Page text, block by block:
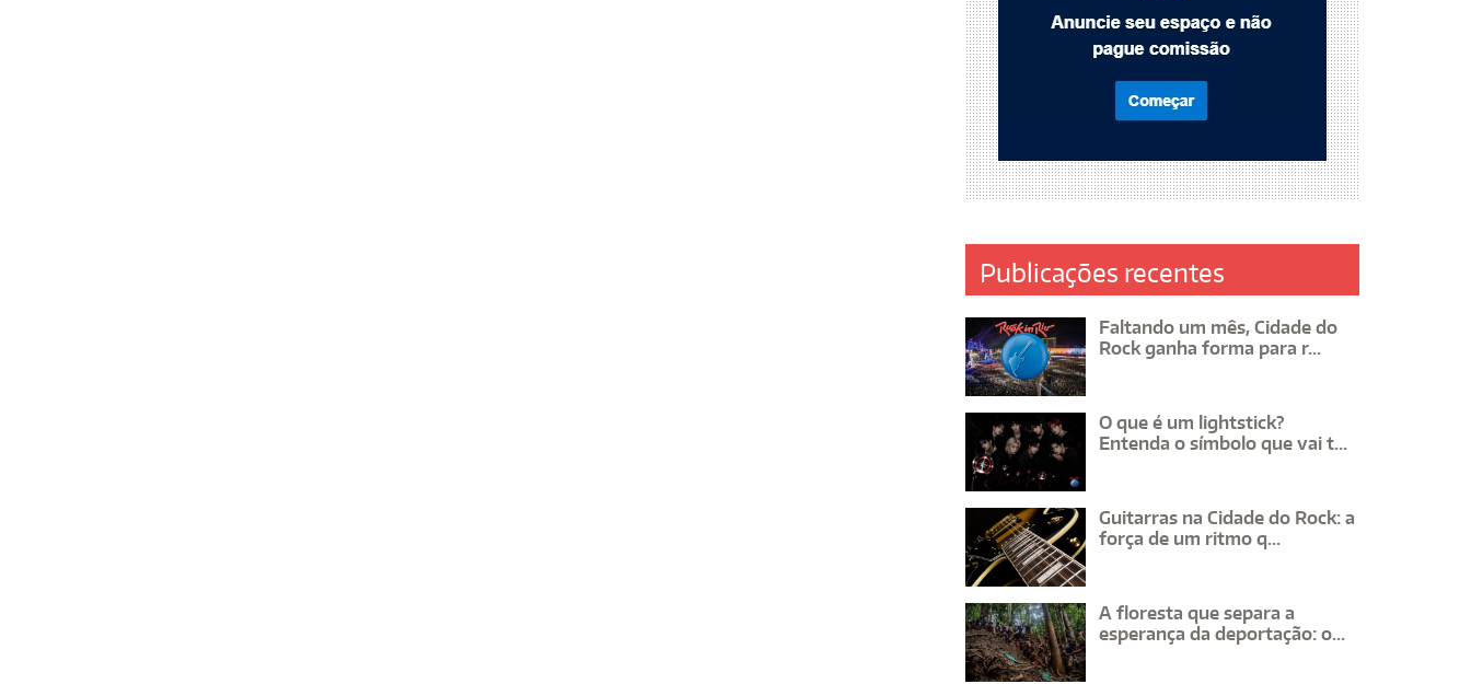
Publicações recentes
Faltando um mês, Cidade do
Rock ganha forma para r...
O que é um lightstick?
Entenda o símbolo que vai t...
Guitarras na Cidade do Rock: a
força de um ritmo q...
A floresta que separa a
esperança da deportação: o...